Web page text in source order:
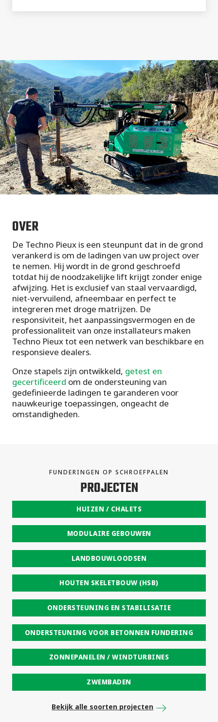
OVER
De Techno Pieux is een steunpunt dat in de grond
verankerd is om de ladingen van uw project over
te nemen. Hij wordt in de grond geschroefd
totdat hij de noodzakelijke lift krijgt zonder enige
afwijzing. Het is exclusief van staal vervaardigd,
niet-vervuilend, afneembaar en perfect te
integreren met droge matrijzen. De
responsiviteit, het aanpassingsvermogen en de
professionaliteit van onze installateurs maken
Techno Pieux tot een netwerk van beschikbare en
responsieve dealers.
Onze stapels zijn ontwikkeld, getest en
gecertificeerd om de ondersteuning van
gedefinieerde ladingen te garanderen voor
nauwkeurige toepassingen, ongeacht de
omstandigheden.
FUNDERINGEN OP SCHROEFPALEN
PROJECTEN
HUIZEN / CHALETS
MODULAIRE GEBOUWEN
LANDBOUWLOODSEN
HOUTEN SKELETBOUW (HSB)
ONDERSTEUNING EN STABILISATIE
ONDERSTEUNING VOOR BETONNEN FUNDERING
ZONNEPANELEN / WINDTURBINES
ZWEMBADEN
Bekijk alle soorten projecten